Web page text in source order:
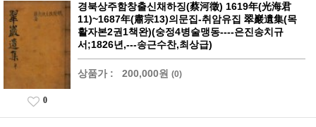
경북상주함창출신채하징(蔡河徵) 1619年(光海君
11)~1687年(肅宗13)의문집-취암유집 翠巖遺集(목
활자본2권1책완)(숭정4병술맹동----은진송치규
서;1826년,---송근수찬,최상급)
상품가 : 200,000원 (0)
0